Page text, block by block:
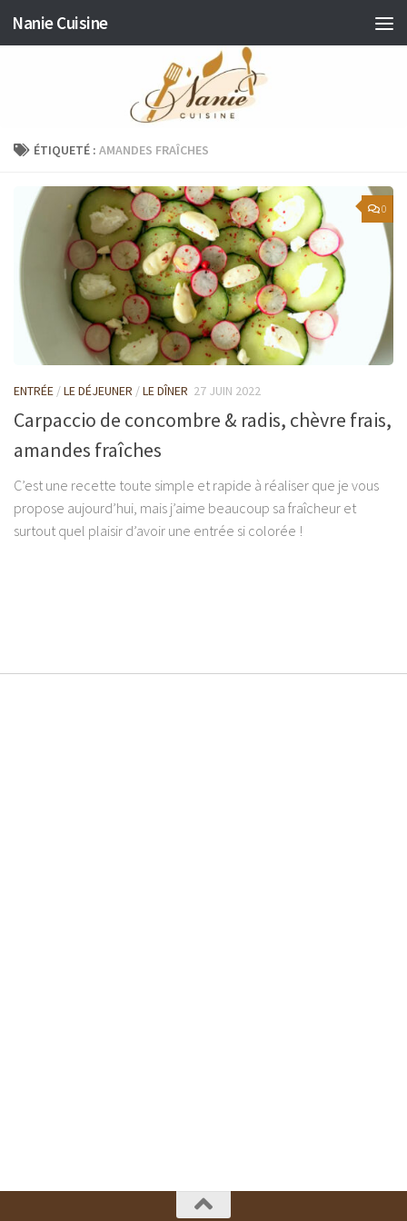
Skip to content
Nanie Cuisine
ÉTIQUETÉ : AMANDES FRAÎCHES
0
ENTRÉE /LE DÉJEUNER /LE DÎNER 27 JUIN 2022
Carpaccio de concombre & radis, chèvre frais,
amandes fraîches
C’est une recette toute simple et rapide à réaliser que je vous
propose aujourd’hui, mais j’aime beaucoup sa fraîcheur et
surtout quel plaisir d’avoir une entrée si colorée !